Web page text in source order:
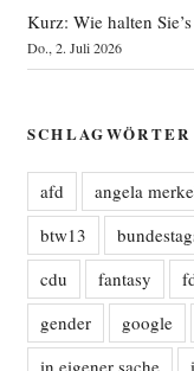
Kurz: Wie halten
Do., 2. Juli 2026
SCHLAGWÖRTER
afd angela
btw13
cdu
fantasy
gender
google